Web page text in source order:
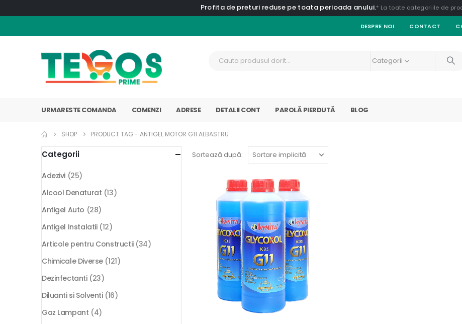
Profita de preturi reduse pe toata perioada anului.* La toate categoriile de
DESPRE NOI CONTACT
Categorii
URMARESTE COMANDA COMENZI ADRESE DETALII CONT PAROLĂ PIERDUTĂ BLOG
SHOP PRODUCT TAG - ANTIGEL MOTOR G11 ALBASTRU
Sortează după:
Categorii
Adezivi (25)
Alcool Denaturat (13)
Antigel Auto (28)
Antigel Instalatii (12)
Articole pentru Constructii (34)
Chimicale Diverse (121)
Dezinfectanti (23)
Diluanti si Solventi (16)
Gaz Lampant (4)